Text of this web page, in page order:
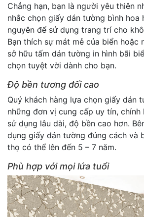
Chẳng hạn, bạn là người yêu thiên
nhắc chọn giấy dán tường bình hoa
nguyên để sử dụng trang trí cho
Bạn thích sự mát mẻ của biển hoặc
sở hữu tấm dán tường in hình bãi
chọn tuyệt vời dành cho bạn.
Độ bền tương đối cao
Quý khách hàng lựa chọn giấy dán
những đơn vị cung cấp uy tín,
sử dụng lâu dài, độ bền cao hơn.
dụng giấy dán tường đúng cách và
thọ có thể lên đến 5 – 7 năm.
Phù hợp với mọi lứa tuổi